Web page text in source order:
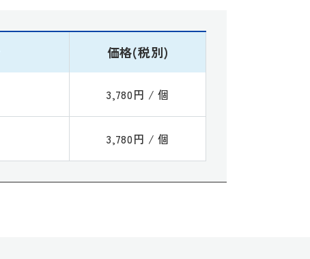
価格(税別)
3,780円 / 個
3,780円 / 個